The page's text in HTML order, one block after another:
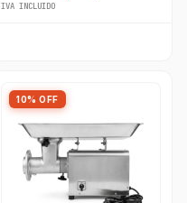
IVA INCLUIDO
10% OFF